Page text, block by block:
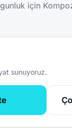
için
sunuyoruz.